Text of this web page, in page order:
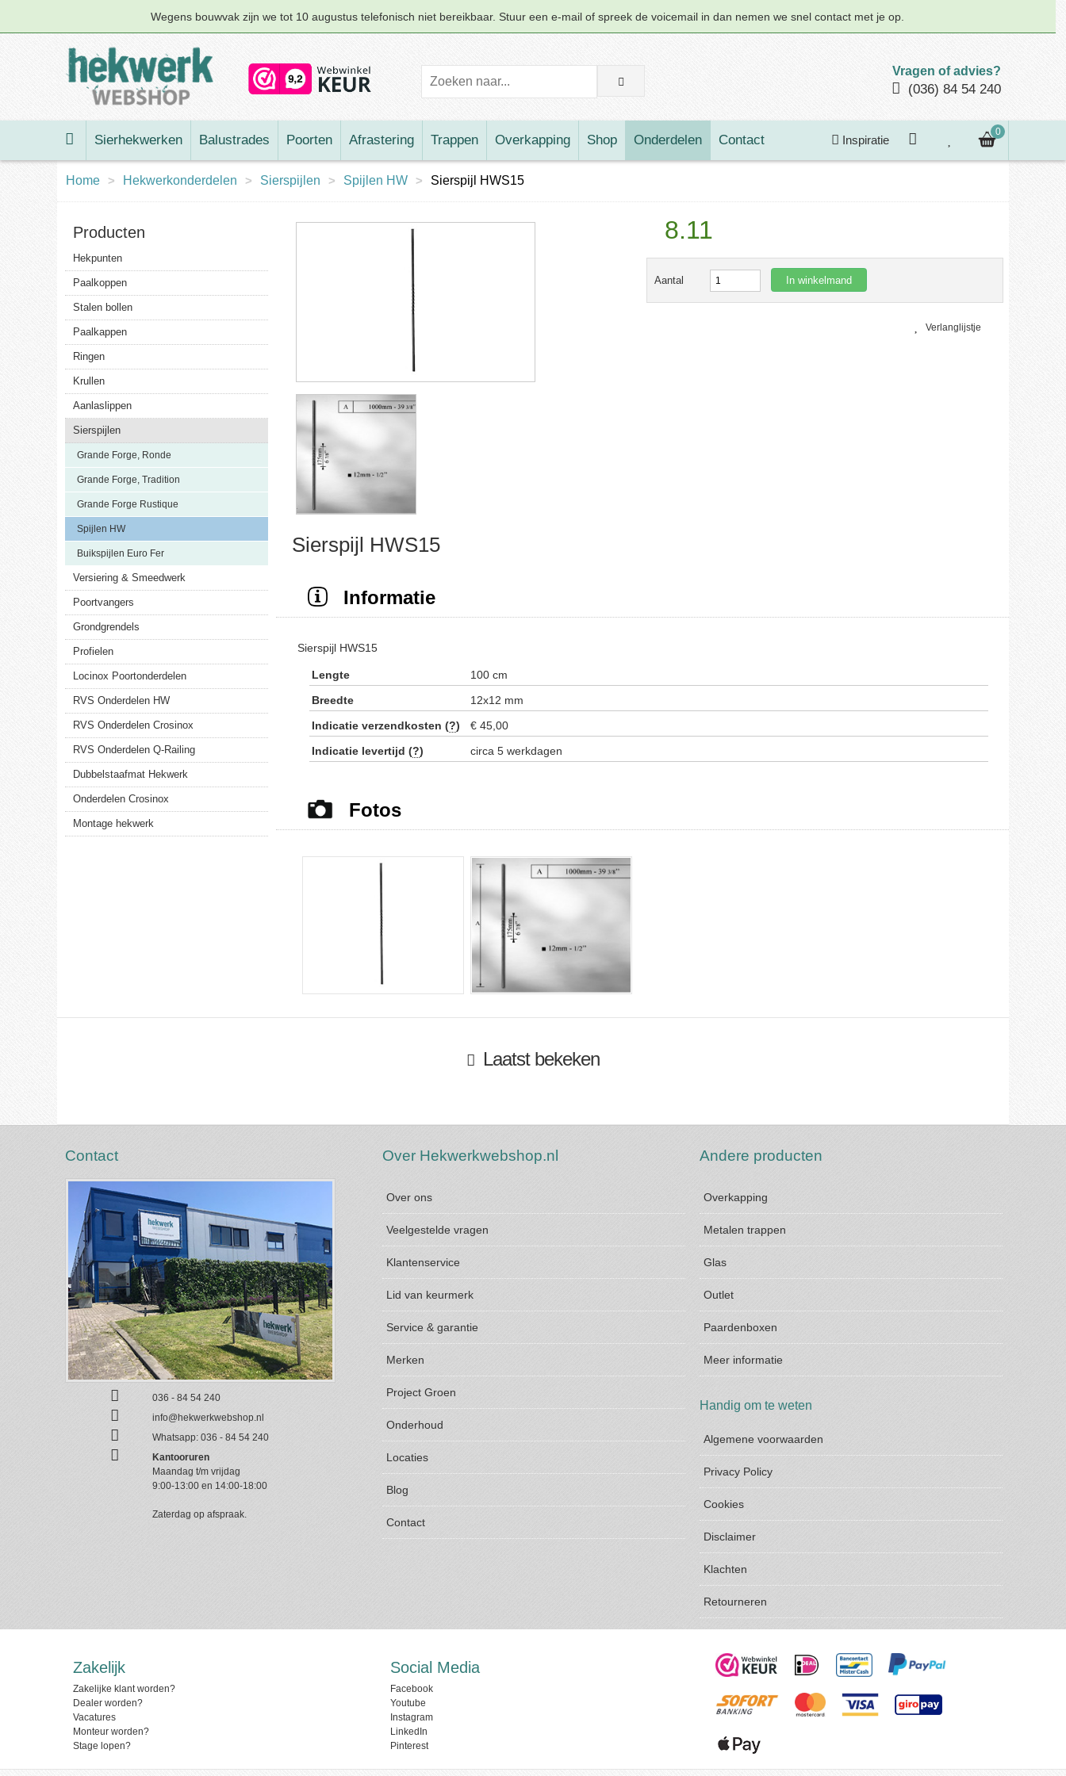
Wegens bouwvak zijn we tot 10 augustus telefonisch niet bereikbaar. Stuur een e-mail of spreek de voicemail in dan nemen we snel contact met je op.
Vragen of advies?
(036) 84 54 240
Sierhekwerken Balustrades Poorten Afrastering Trappen Overkapping Shop Onderdelen Contact Inspiratie
0
Home > Hekwerkonderdelen > Sierspijlen > Spijlen HW > Sierspijl HWS15
Producten
Hekpunten
Paalkoppen
Stalen bollen
Paalkappen
Ringen
Krullen
Aanlaslippen
Sierspijlen
Grande Forge, Ronde
Grande Forge, Tradition
Grande Forge Rustique
Spijlen HW
Buikspijlen Euro Fer
Versiering & Smeedwerk
Poortvangers
Grondgrendels
Profielen
Locinox Poortonderdelen
RVS Onderdelen HW
RVS Onderdelen Crosinox
RVS Onderdelen Q-Railing
Dubbelstaafmat Hekwerk
Onderdelen Crosinox
Montage hekwerk
Sierspijl HWS15
8.11
Aantal In winkelmand
Verlanglijstje
Informatie
Sierspijl HWS15
Lengte
100 cm
Breedte
12x12 mm
Indicatie verzendkosten (?)
€ 45,00
Indicatie levertijd (?) circa 5 werkdagen
Fotos
Laatst bekeken
Contact
036 - 84 54 240
info@hekwerkwebshop.nl
Whatsapp: 036 - 84 54 240
Kantooruren
Maandag t/m vrijdag
9:00-13:00 en 14:00-18:00
Zaterdag op afspraak.
Over Hekwerkwebshop.nl
Over ons
Veelgestelde vragen
Klantenservice
Lid van keurmerk
Service & garantie
Merken
Project Groen
Onderhoud
Locaties
Blog
Contact
Andere producten
Overkapping
Metalen trappen
Glas
Outlet
Paardenboxen
Meer informatie
Handig om te weten
Algemene voorwaarden
Privacy Policy
Cookies
Disclaimer
Klachten
Retourneren
Zakelijk
Zakelijke klant worden?
Dealer worden?
Vacatures
Monteur worden?
Stage lopen?
Social Media
Facebook
Youtube
Instagram
LinkedIn
Pinterest